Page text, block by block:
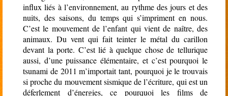
influx liés à l’environnement, au rythme des jours et des
nuits, des saisons, du temps qui s’impriment en nous.
C’est le mouvement de l’enfant qui vient de naître, des
animaux. Du vent qui fait teinter le métal du carillon
devant la porte. C’est lié à quelque chose de tellurique
aussi, d’une puissance élémentaire, et c’est pourquoi le
tsunami de 2011 m’importait tant, pourquoi je le trouvais
si proche du mouvement sismique de l’écriture, qui est un
déferlement d’énergies, ce pourquoi les films de